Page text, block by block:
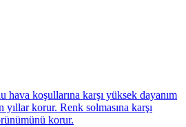
hava koşullarına karşı yüksek dayanım
yıllar korur. Renk solmasına karşı
korur.